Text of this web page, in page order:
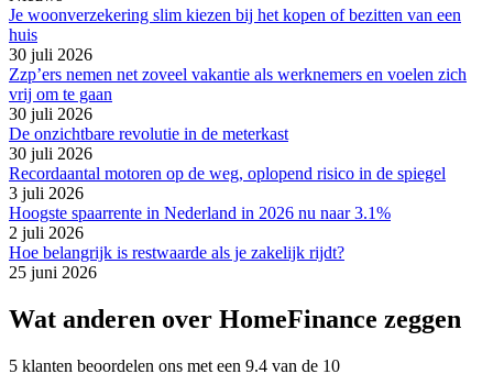
Je woonverzekering slim kiezen bij het kopen of bezitten van een
huis
30 juli 2026
Zzp’ers nemen net zoveel vakantie als werknemers en voelen zich
vrij om te gaan
30 juli 2026
De onzichtbare revolutie in de meterkast
30 juli 2026
Recordaantal motoren op de weg, oplopend risico in de spiegel
3 juli 2026
Hoogste spaarrente in Nederland in 2026 nu naar 3.1%
2 juli 2026
Hoe belangrijk is restwaarde als je zakelijk rijdt?
25 juni 2026
Wat anderen over HomeFinance zeggen
5 klanten beoordelen ons met een 9.4 van de 10